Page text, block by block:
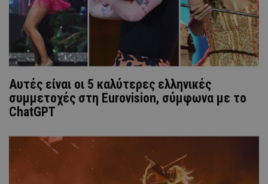
Αυτές είναι οι 5 καλύτερες ελληνικές
συμμετοχές στη Eurovision, σύμφωνα με το
ChatGPT